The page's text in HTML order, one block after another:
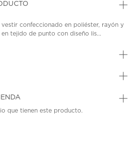
vestir confeccionado en poliéster, rayón y
tejido de punto con diseño lis...
que tienen este producto.